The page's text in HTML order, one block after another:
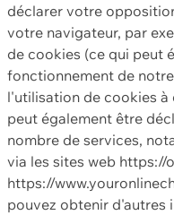
déclarer votre
votre navigateur, par
de cookies (ce qui peut
fonctionnement de
l'utilisation de cookies à
peut également être
nombre de services,
via les sites web
https://
pouvez obtenir d'autres